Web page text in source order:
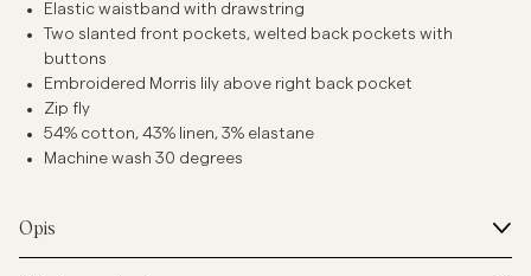
Elastic waistband with drawstring
Two slanted front pockets, welted back pockets with
buttons
Embroidered Morris lily above right back pocket
Zip fly
54% cotton, 43% linen, 3% elastane
Machine wash 30 degrees
Opis